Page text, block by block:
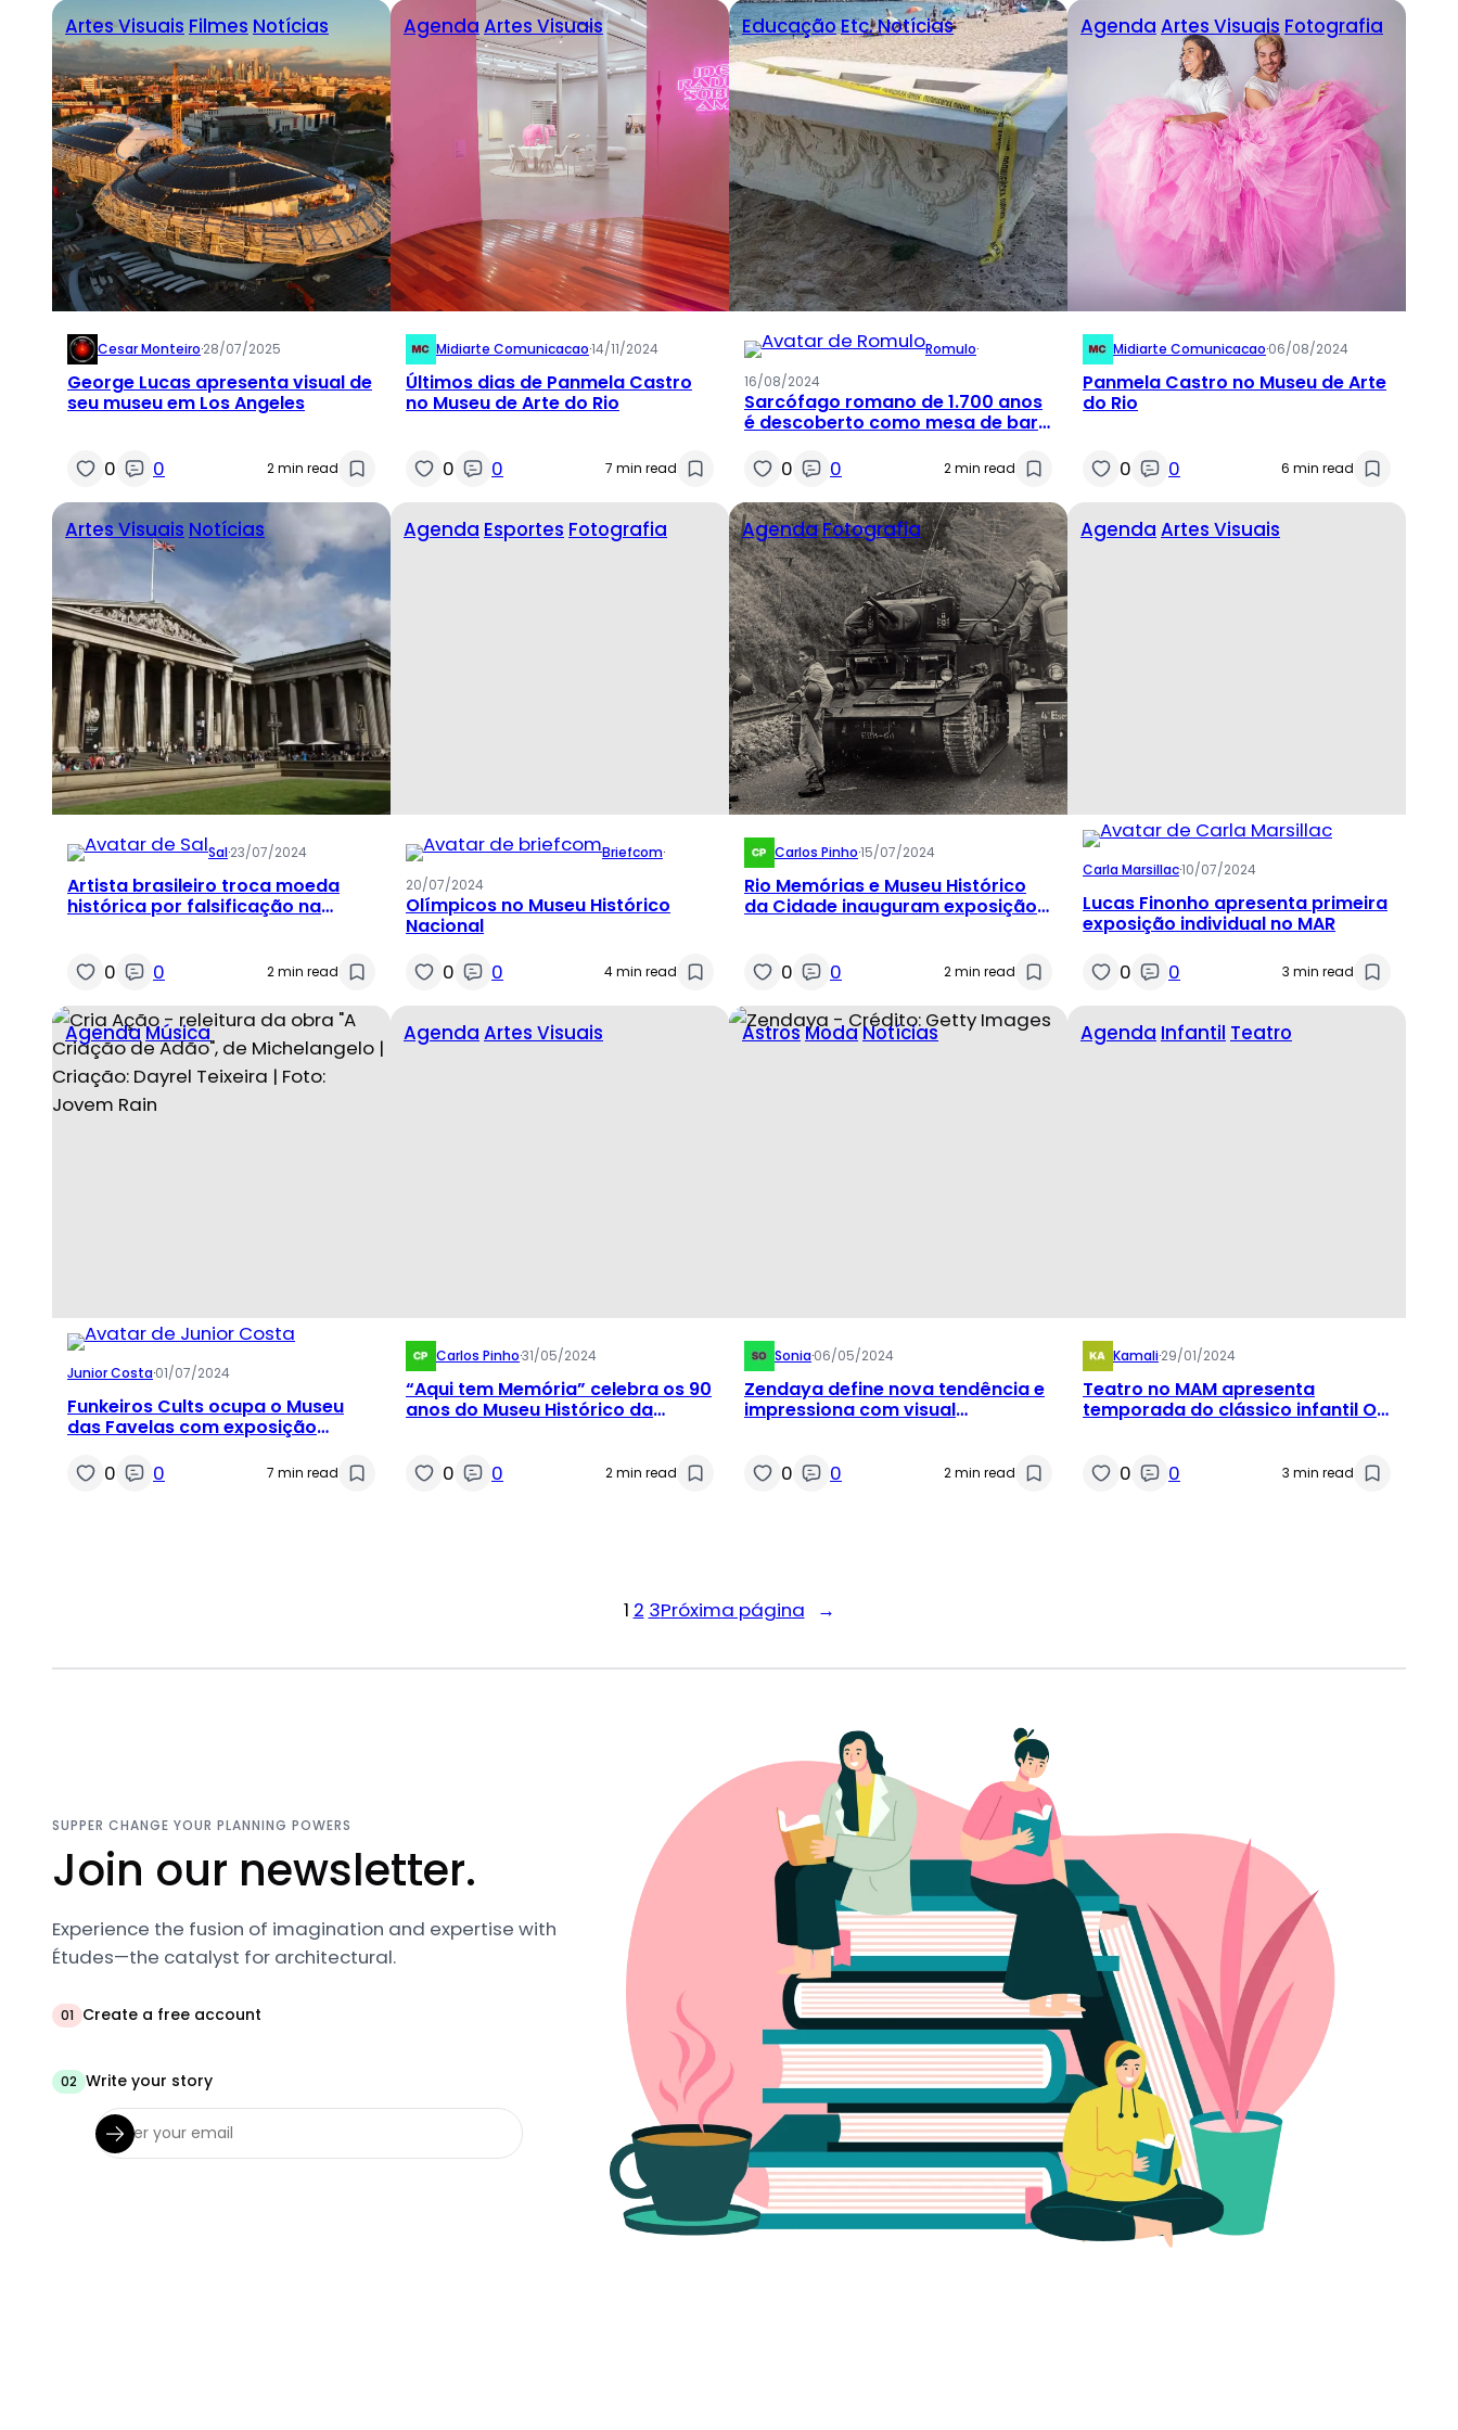
Artes Visuais Filmes Notícias
Cesar Monteiro·28/07/2025
George Lucas apresenta visual de
seu museu em Los Angeles
0 0 2 min read
Agenda Artes Visuais
Midiarte Comunicacao·14/11/2024
Últimos dias de Panmela Castro
no Museu de Arte do Rio
0 0 7 min read
EducaçãoEtc.Notícias
Romulo·
16/08/2024
Sarcófago romano de 1.700 anos
é descoberto como mesa de bar
0 0 2 min read
Agenda Artes Visuais Fotografia
Midiarte Comunicacao·06/08/2024
Panmela Castro no Museu de Arte
do Rio
0 0 6 min read
Artes Visuais Notícias
Sal·23/07/2024
Artista brasileiro troca moeda
histórica por falsificação na
0 0 2 min read
Agenda Esportes Fotografia
Briefcom·
20/07/2024
Olímpicos no Museu Histórico
Nacional
0 0 4 min read
AgendaFotografia
Carlos Pinho·15/07/2024
Rio Memórias e Museu Histórico
da Cidade inauguram exposição
0 0 2 min read
Agenda Artes Visuais
Carla Marsillac·10/07/2024
Lucas Finonho apresenta primeira
exposição individual no MAR
0 0 3 min read
AgendaMúsica
Junior Costa·01/07/2024
Funkeiros Cults ocupa o Museu
das Favelas com exposição
0 0 7 min read
Agenda Artes Visuais
Carlos Pinho·31/05/2024
“Aqui tem Memória” celebra os 90
anos do Museu Histórico da
0 0 2 min read
Astros Moda Notícias
Sonia·06/05/2024
Zendaya define nova tendência e
impressiona com visual
0 0 2 min read
Agenda Infantil Teatro
Kamali·29/01/2024
Teatro no MAM apresenta
temporada do clássico infantil Os
0 0 3 min read
1 2 3Próxima página →
SUPPER CHANGE YOUR PLANNING POWERS
Join our newsletter.
Experience the fusion of imagination and expertise with
Études—the catalyst for architectural.
01 Create a free account
02 Write your story